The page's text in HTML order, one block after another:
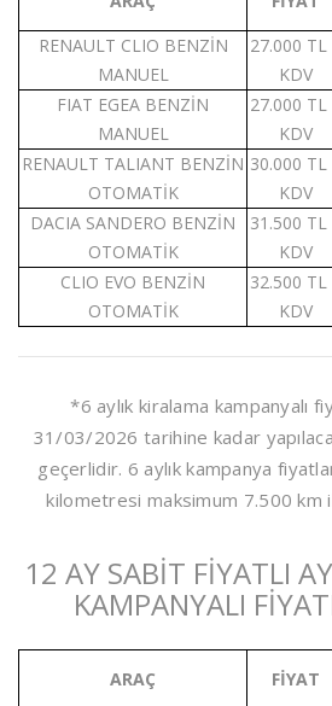
RENAULT CLIO BENZİN
MANUEL
27.000 TL
KDV
FIAT EGEA BENZİN
MANUEL
27.000 TL
KDV
RENAULT TALIANT BENZİN
OTOMATİK
30.000 TL
KDV
DACIA SANDERO BENZİN
OTOMATİK
31.500 TL
KDV
CLIO EVO BENZİN
OTOMATİK
32.500 TL
KDV
*6 aylık kiralama kampanyalı
31/03/2026 tarihine kadar
geçerlidir. 6 aylık kampanya
kilometresi maksimum 7.500 km ile
12 AY SABİT FİYATLI
KAMPANYALI
ARAÇ FİYAT